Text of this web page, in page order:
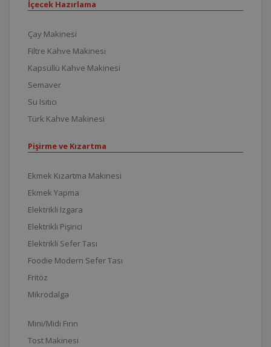
İçecek Hazırlama
Çay Makinesi
Filtre Kahve Makinesi
Kapsüllü Kahve Makinesi
Semaver
Su Isıtıcı
Türk Kahve Makinesi
Pişirme ve Kızartma
Ekmek Kızartma Makinesi
Ekmek Yapma
Elektrikli Izgara
Elektrikli Pişirici
Elektrikli Sefer Tası
Foodie Modern Sefer Tası
Fritöz
Mikrodalga
Mini/Midi Fırın
Tost Makinesi